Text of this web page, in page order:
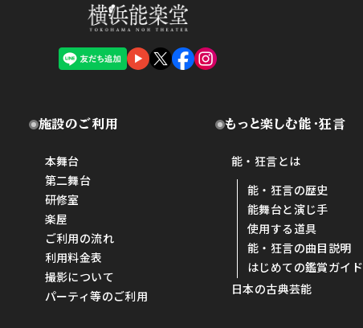
施設のご利用
本舞台
第二舞台
研修室
楽屋
ご利用の流れ
利用料金表
撮影について
パーティ等のご利用
もっと楽しむ能・狂言
能・狂言とは
能・狂言の歴史
能舞台と演じ手
使用する道具
能・狂言の曲目説明
はじめての鑑賞ガイド
日本の古典芸能